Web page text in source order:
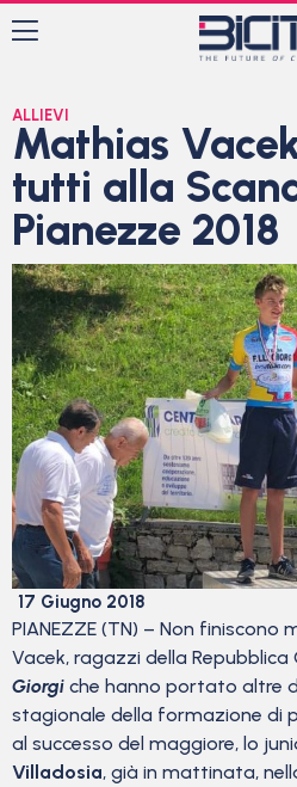
ALLIEVI
Mathias
tutti alla
Pianezze 2018
17 Giugno 2018
PIANEZZE (TN) – Non finiscono
Vacek, ragazzi della Repubblica
Giorgi che hanno portato altre
stagionale della formazione di
al successo del maggiore, lo
Villadosia, già in mattinata,